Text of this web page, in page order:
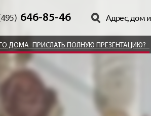
646-85-46
ДОМА ПРИСЛАТЬ ПОЛНУЮ ПРЕЗЕНТАЦИЮ?